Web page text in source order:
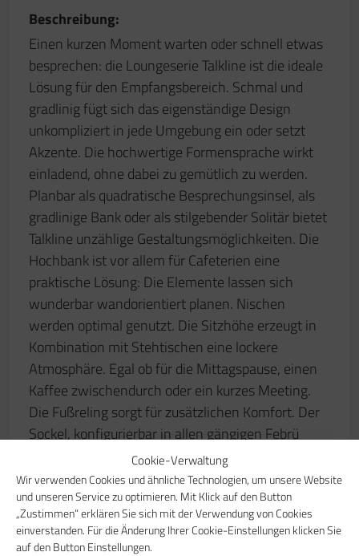
Cookie-Verwaltung
Wir verwenden Cookies und ähnliche Technologien, um unsere Website
und unseren Service zu optimieren. Mit Klick auf den Button
„Zustimmen“ erklären Sie sich mit der Verwendung von Cookies
einverstanden. Für die Änderung Ihrer Cookie-Einstellungen klicken Sie
auf den Button Einstellungen.
Beschreibung:
Einen kurzen Moment warten oder schnell etwas
besprechen: die Loungeserie Talkline ist die ideale
Lösung für den Empfangsbereich. Schmal und
gradlinig fügt sich das eigenständige Design
unkompliziert in jede Umgebung ein oder setzt
Akzente. Die hochwertige Formensprache wirkt
einladend, ohne dabei zu gemütlich zu werden.
Planbar als quadratische Besprechungsinsel, als
gradlinige Bank oder als stilgebender Solitär bietet
Talkline unzählige Gestaltungsmöglichkeiten. Die
Hochbank ist vor allem für Cafeterien eine
praktische Lösung: Die Elemente lassen sich
wunderbar wandorientiert planen. Nischen
werden optimal genutzt. Die Sitzhöhe erzeugt in
Kombination mit Stehtischen eine lockere
Atmosphäre. Egal ob für die Mittagspause, einen
Kaffee zwischendurch oder ein kurzes Meeting.
Die Fußreling sorgt für zusätzlichen Komfort. Der
Sockel, konfigurierbar in allen gängigen Febrü
Dekoren, erzeugt einen schönen Kontrast zur
weichen Polsterung und erweitert den Spielraum
der Gestaltungsmöglichkeiten.
Datenblatt